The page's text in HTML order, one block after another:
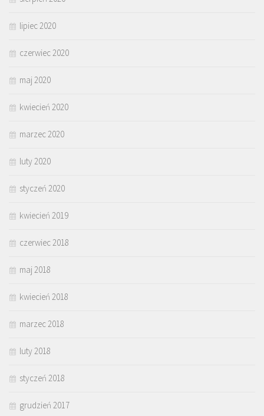
lipiec 2020
czerwiec 2020
maj 2020
kwiecień 2020
marzec 2020
luty 2020
styczeń 2020
kwiecień 2019
czerwiec 2018
maj 2018
kwiecień 2018
marzec 2018
luty 2018
styczeń 2018
grudzień 2017